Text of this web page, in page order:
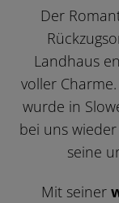
Der
Landhaus
voller
wurde in
bei uns
seine
Mit seiner